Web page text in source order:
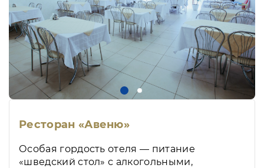
Ресторан «Авеню»
Особая гордость отеля — питание
«шведский стол» с алкогольными,